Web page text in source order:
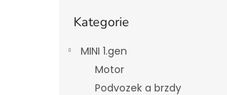
kategorie
Kategorie
MINI 1.gen
Motor
Podvozek a brzdy